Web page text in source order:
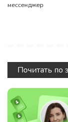
мессенджер
Почитать по